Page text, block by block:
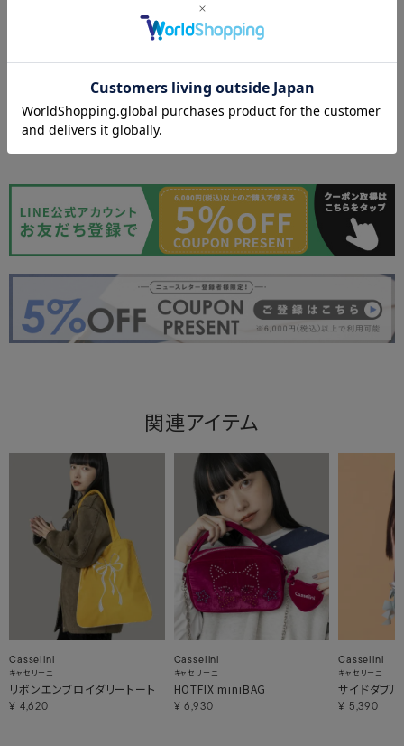
返品・交換について
商品お取り寄せ
関連アイテム
Casselini
キャセリーニ
リボンエンブロイダリートート
¥ 4,620
Casselini
キャセリーニ
HOTFIX miniBAG
¥ 6,930
Casselini
キャセリーニ
サイドダブ
¥ 5,390